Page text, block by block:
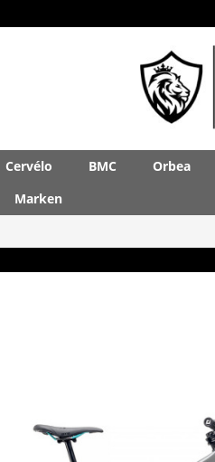
Cervélo BMC Orbea
Marken